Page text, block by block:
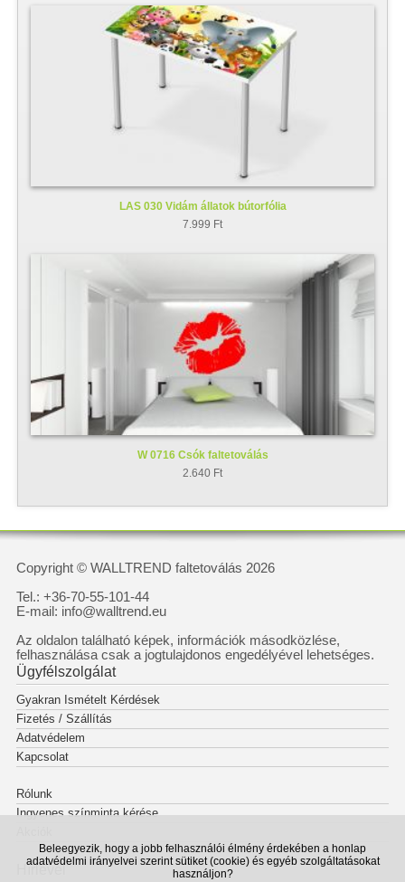
Beleegyezik, hogy a jobb felhasználói élmény érdekében a honlap
adatvédelmi irányelvei szerint sütiket (cookie) és egyéb szolgáltatásokat
használjon?
LAS 030 Vidám állatok bútorfólia
7.999 Ft
W 0716 Csók faltetoválás
2.640 Ft
Copyright © WALLTREND faltetoválás 2026
Tel.: +36-70-55-101-44
E-mail: info@walltrend.eu
Az oldalon található képek, információk másodközlése,
felhasználása csak a jogtulajdonos engedélyével lehetséges.
Ügyfélszolgálat
Gyakran Ismételt Kérdések
Fizetés / Szállítás
Adatvédelem
Kapcsolat
Rólunk
Ingyenes színminta kérése
Hírlevél